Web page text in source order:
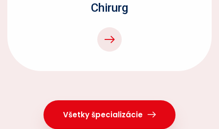
Chirurg
Všetky špecializácie